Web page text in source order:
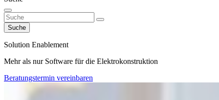
Suche
Solution Enablement
Mehr als nur Software für die Elektrokonstruktion
Beratungstermin vereinbaren